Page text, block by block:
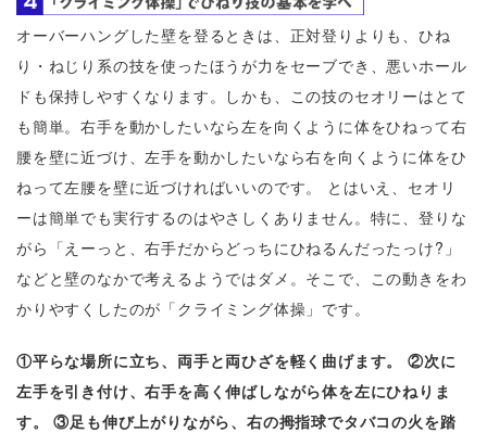
オーバーハングした壁を登るときは、正対登りよりも、ひね
り・ねじり系の技を使ったほうが力をセーブでき、悪いホール
ドも保持しやすくなります。しかも、この技のセオリーはとて
も簡単。右手を動かしたいなら左を向くように体をひねって右
腰を壁に近づけ、左手を動かしたいなら右を向くように体をひ
ねって左腰を壁に近づければいいのです。 とはいえ、セオリ
ーは簡単でも実行するのはやさしくありません。特に、登りな
がら「えーっと、右手だからどっちにひねるんだったっけ?」
などと壁のなかで考えるようではダメ。そこで、この動きをわ
かりやすくしたのが「クライミング体操」です。
①平らな場所に立ち、両手と両ひざを軽く曲げます。 ②次に
左手を引き付け、右手を高く伸ばしながら体を左にひねりま
す。 ③足も伸び上がりながら、右の拇指球でタバコの火を踏